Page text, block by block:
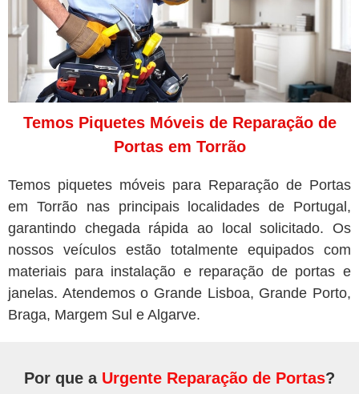
Temos Piquetes Móveis de Reparação de
Portas em Torrão
Temos piquetes móveis para Reparação de Portas
em Torrão nas principais localidades de Portugal,
garantindo chegada rápida ao local solicitado. Os
nossos veículos estão totalmente equipados com
materiais para instalação e reparação de portas e
janelas. Atendemos o Grande Lisboa, Grande Porto,
Braga, Margem Sul e Algarve.
Por que a Urgente Reparação de Portas?